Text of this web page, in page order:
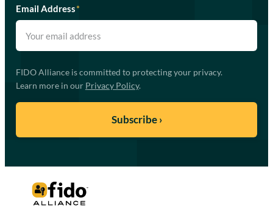
Email Address*
FIDO Alliance is committed to protecting your privacy.
Learn more in our Privacy Policy.